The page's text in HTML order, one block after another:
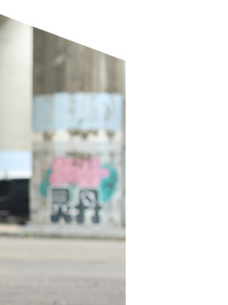
時間較長者)。因此無論
完成繳費。
查結果，核予每個人不同
份有限公司(下稱 AFTEE
務所須提供之個人資料
話、收件地址)，將交付
對於個人資料之蒐
蒐集、處理及利用告知聲
之同意方可使用